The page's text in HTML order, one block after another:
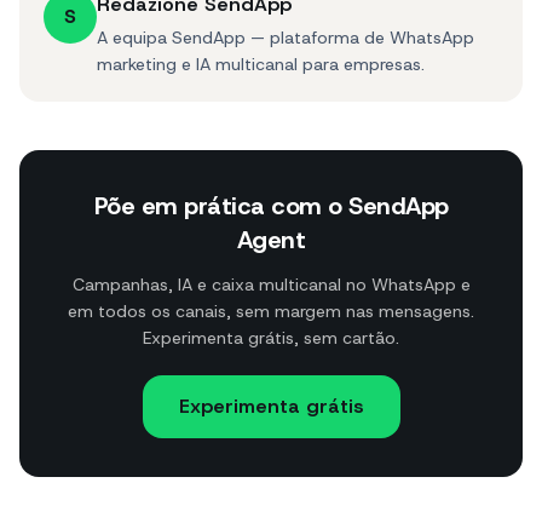
S
A equipa SendApp — plataforma de WhatsApp
marketing e IA multicanal para empresas.
Põe em prática com o SendApp
Agent
Campanhas, IA e caixa multicanal no WhatsApp e
em todos os canais, sem margem nas mensagens.
Experimenta grátis, sem cartão.
Experimenta grátis